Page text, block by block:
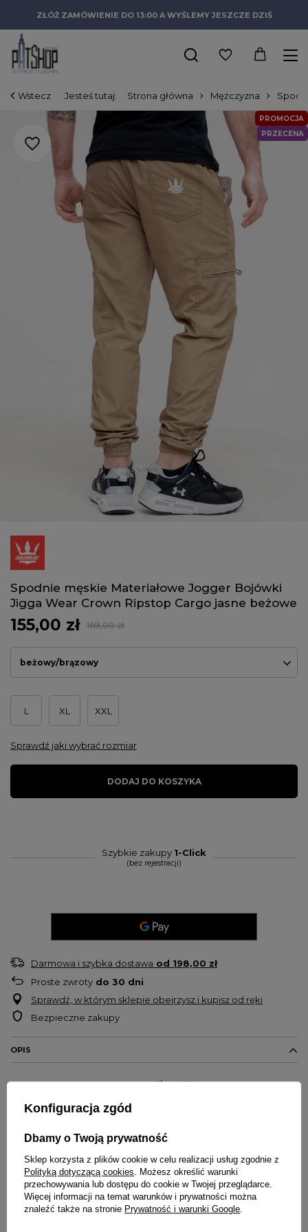
ZŁÓŻ ZAMÓWIENIE DO 13:00 A WYŚLEMY JESZCZE DZIŚ
Wstecz Jesteś tutaj: Strona główna Mężczyzna
PROMOCJA
PRZECENA
Spodnie męskie Materiałowe Jogger Bojówki
Jigga Wear Crown Ripstop Cargo jasne beżowe
155,00 zł 169,00 zł
beżowy/brązowy
L XL XXL
Sprawdź jaki wybrać rozmiar
DODAJ DO KOSZYKA
Szybkie zakupy 1-Click
(bez rejestracji)
Darmowa i szybka dostawa od 198,00 zł
Proste zwroty do 30 dni
Sprawdź, w którym sklepie obejrzysz i kupisz od ręki
Bezpieczne zakupy
OPIS
Spodnie męskie jogger markiJigga Wear
Crown Ripstop Cargo
Rip-Stop
to specjalna technika wzmacniania tkaniny poprzez
dodanie w stałych odstępach dodatkowego, mocniejszego
Dwie kieszenie z przodu, dwie z tyłu
Bojówki o regularnym kroju
Haft na tylnej kieszeni
Kieszenie boczne na nogawkach zapinane na zamek
Konfiguracja zgód
Dbamy o Twoją prywatność
Sklep korzysta z plików cookie w celu realizacji usług zgodnie z
Polityką dotyczącą cookies. Możesz określić warunki
przechowywania lub dostępu do cookie w Twojej przeglądarce.
Więcej informacji na temat warunków i prywatności można
znaleźć także na stronie Prywatność i warunki Google.